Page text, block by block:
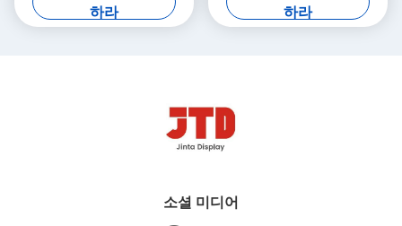
하라
하라
소셜 미디어